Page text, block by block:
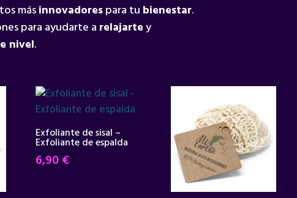
másinnovadorespara tu bienestar.
para ayudarte a relajartey
nivel.
Exfoliante de sisal –
Exfoliante de espalda
6,90€